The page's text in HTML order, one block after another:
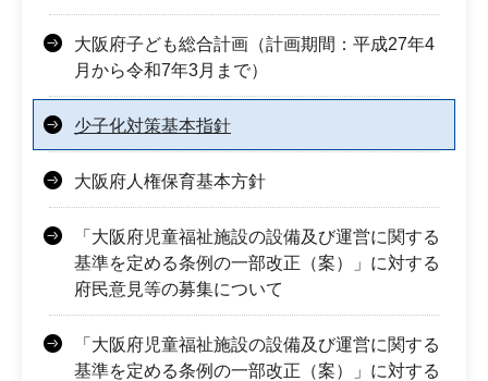
大阪府子ども総合計画（計画期間：平成27年4
月から令和7年3月まで）
少子化対策基本指針
大阪府人権保育基本方針
「大阪府児童福祉施設の設備及び運営に関する
基準を定める条例の一部改正（案）」に対する
府民意見等の募集について
「大阪府児童福祉施設の設備及び運営に関する
基準を定める条例の一部改正（案）」に対する